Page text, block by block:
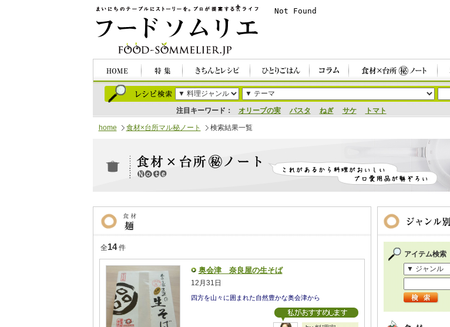
注目キーワード： オリーブの実 パスタ ねぎ サケ トマト
home 食材×台所マル秘ノート 検索結果一覧
全14件
奥会津 奈良屋の生そば
12月31日
四方を山々に囲まれた自然豊かな奥会津から
アイテム検索